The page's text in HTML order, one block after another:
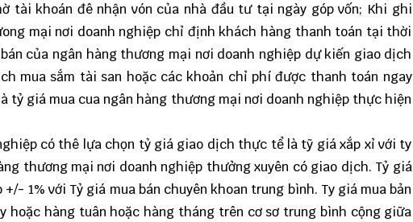
tài khoán đê nhận vón của nhà đầu tư tại ngày góp vốn; Khi ghi
mại nơi doanh nghiệp chỉ định khách hàng thanh toán tại thời
của ngân hàng thương mại nơi doanh nghiệp dự kiến giao dịch
mua sắm tài san hoặc các khoản chỉ phí được thanh toán ngay
tỷ giá mua cua ngân hàng thương mại nơi doanh nghiệp thực hiện
có thê lựa chọn tỷ giá giao dịch thực tể là tỹ giá xắp xỉ với ty
thương mại nơi doanh nghiệp thưởng xuyên có giao dịch. Tỷ giá
1% với Tỷ giá mua bán chuyên khoan trung bình. Ty giá mua bản
hoặc hàng tuân hoặc hàng tháng trên cơ sơ trung bình cộng giữa